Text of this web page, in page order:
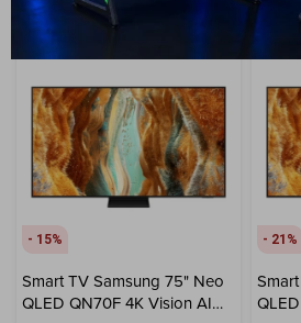
15
Smart TV Samsung 75" Neo
QLED QN70F 4K Vision AI
21